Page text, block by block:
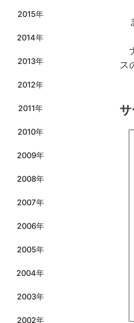
2015年
2014年
2013年
2012年
2011年
2010年
2009年
2008年
2007年
2006年
2005年
2004年
2003年
2002年
ス